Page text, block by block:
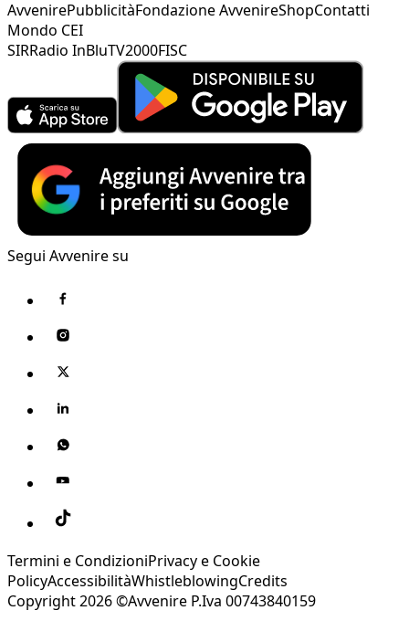
AvvenirePubblicitàFondazione AvvenireShopContatti
Mondo CEI
SIRRadio InBluTV2000FISC
Segui Avvenire su
Termini e CondizioniPrivacy e Cookie
PolicyAccessibilitàWhistleblowingCredits
Copyright 2026 ©Avvenire P.Iva 00743840159